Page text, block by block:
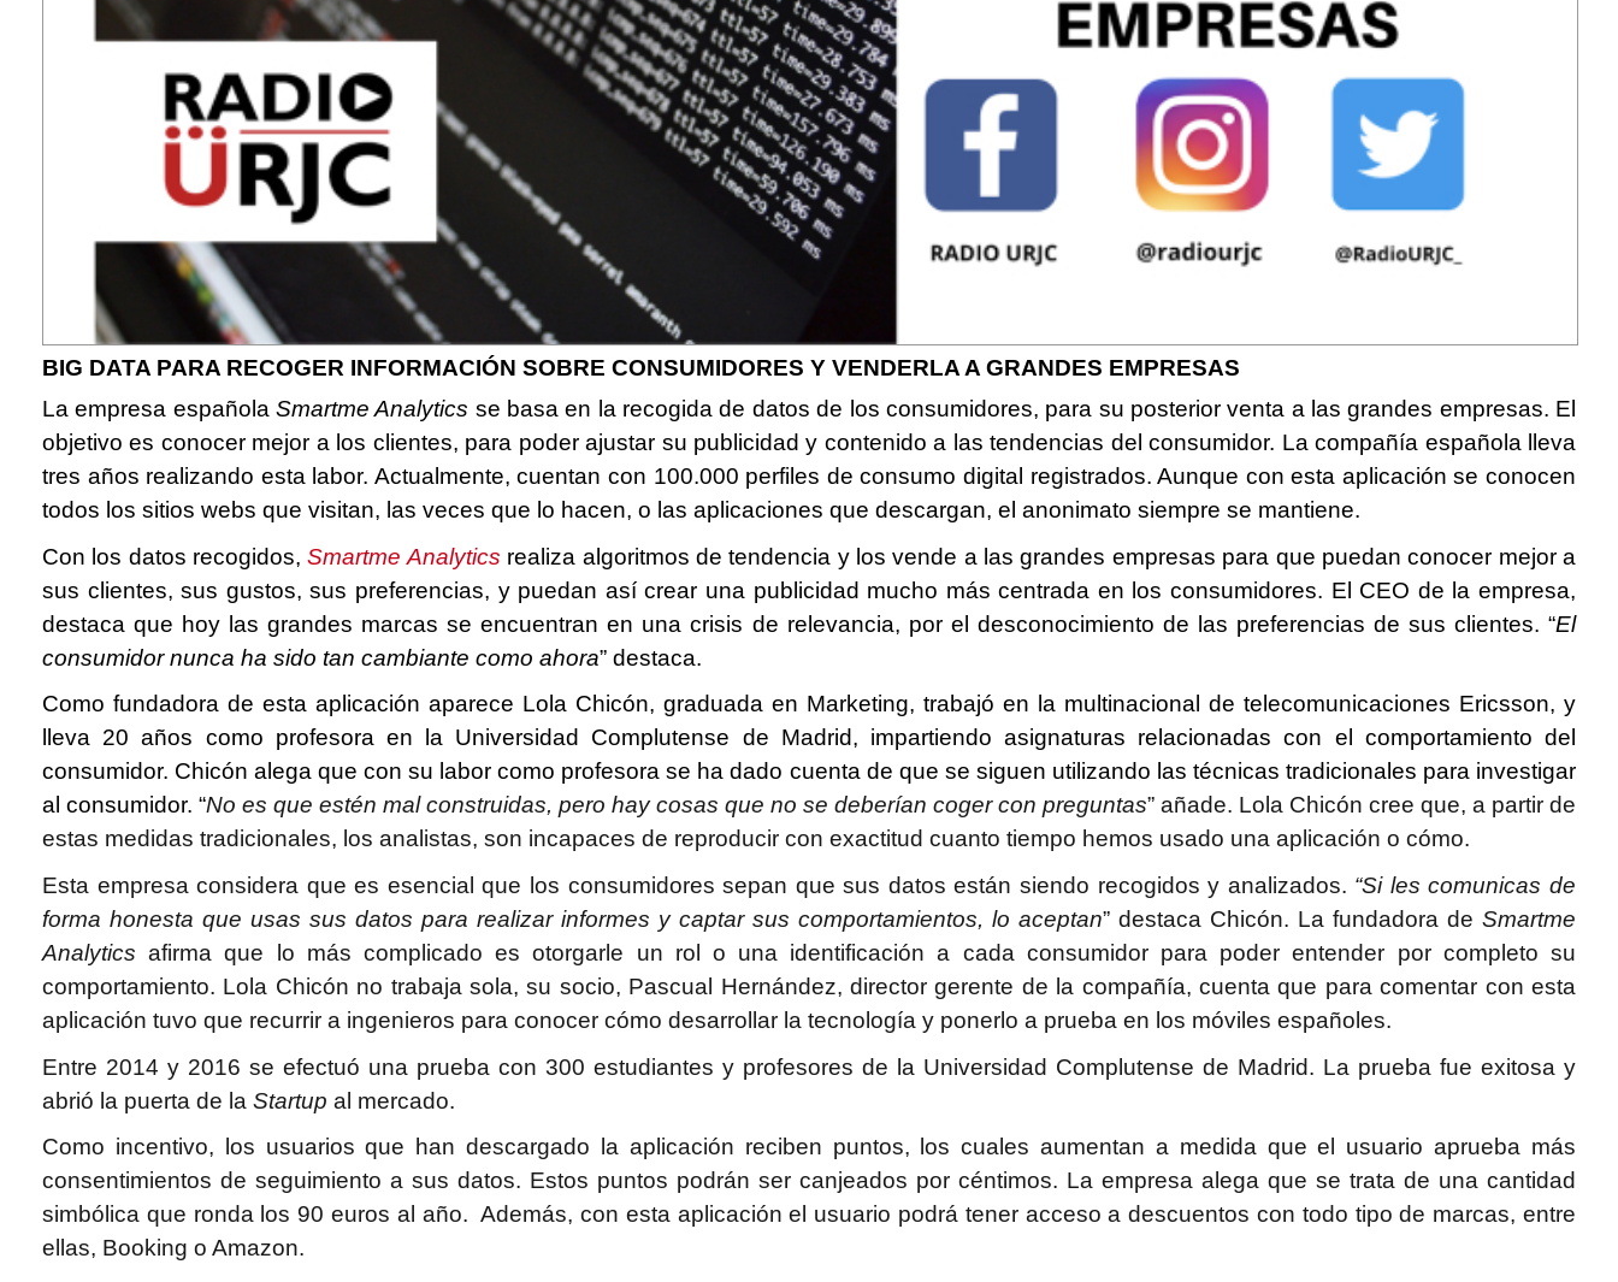
BIG DATA PARA RECOGER INFORMACIÓN SOBRE CONSUMIDORES Y VENDERLA A GRANDES EMPRESAS
La empresa españolaSmartme Analytics se basa en la recogida de datos de los consumidores, para su posterior venta a las grandes empresas. El
objetivo es conocer mejor a los clientes, para poder ajustar su publicidad y contenido a las tendencias del consumidor. La compañía española lleva
tres años realizando esta labor. Actualmente, cuentan con 100.000 perfiles de consumo digital registrados. Aunque con esta aplicación se conocen
todos los sitios webs que visitan, las veces que lo hacen, o las aplicaciones que descargan, el anonimato siempre se mantiene.
Con los datos recogidos,Smartme Analytics realiza algoritmos de tendencia y los vende a las grandes empresas para que puedan conocer mejor a
sus clientes, sus gustos, sus preferencias, y puedan así crear una publicidad mucho más centrada en los consumidores. El CEO de la empresa,
destaca que hoy las grandes marcas se encuentran en una crisis de relevancia, por el desconocimiento de las preferencias de sus clientes. “El
consumidor nunca ha sido tan cambiante como ahora” destaca.
Como fundadora de esta aplicación aparece Lola Chicón, graduada en Marketing, trabajó en la multinacional de telecomunicaciones Ericsson, y
lleva 20 años como profesora en la Universidad Complutense de Madrid, impartiendo asignaturas relacionadas con el comportamiento del
consumidor. Chicón alega que con su labor como profesora se ha dado cuenta de que se siguen utilizando las técnicas tradicionales para investigar
al consumidor. “No es que estén mal construidas, pero hay cosas que no se deberían coger con preguntas” añade. Lola Chicón cree que, a partir de
estas medidas tradicionales, los analistas, son incapaces de reproducir con exactitud cuanto tiempo hemos usado una aplicación o cómo.
Esta empresa considera que es esencial que los consumidores sepan que sus datos están siendo recogidos y analizados. “Si les comunicas de
forma honesta que usas sus datos para realizar informes y captar sus comportamientos, lo aceptan” destaca Chicón. La fundadora de Smartme
Analytics afirma que lo más complicado es otorgarle un rol o una identificación a cada consumidor para poder entender por completo su
comportamiento. Lola Chicón no trabaja sola, su socio, Pascual Hernández, director gerente de la compañía, cuenta que para comentar con esta
aplicación tuvo que recurrir a ingenieros para conocer cómo desarrollar la tecnología y ponerlo a prueba en los móviles españoles.
Entre 2014 y 2016 se efectuó una prueba con 300 estudiantes y profesores de la Universidad Complutense de Madrid. La prueba fue exitosa y
abrió la puerta de la Startup al mercado.
Como incentivo, los usuarios que han descargado la aplicación reciben puntos, los cuales aumentan a medida que el usuario aprueba más
consentimientos de seguimiento a sus datos. Estos puntos podrán ser canjeados por céntimos. La empresa alega que se trata de una cantidad
simbólica que ronda los 90 euros al año. Además, con esta aplicación el usuario podrá tener acceso a descuentos con todo tipo de marcas, entre
ellas, Booking o Amazon.